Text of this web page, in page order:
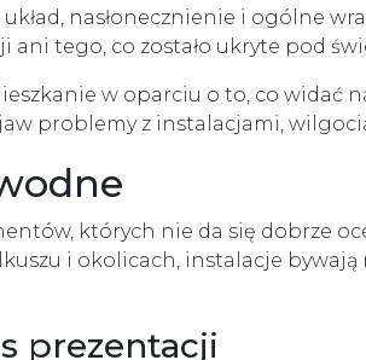
nasłonecznienie i ogólne
tego, co zostało ukryte pod
w oparciu o to, co widać
problemy z instalacjami,
których nie da się dobrze
i okolicach, instalacje
prezentacji